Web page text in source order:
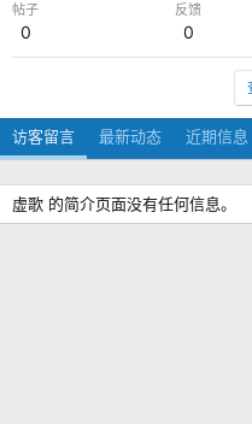
帖子
0
反馈
0
访客留言 最新动态 近期信息
虚歌 的简介页面没有任何信息。